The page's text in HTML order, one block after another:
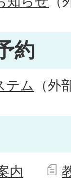
約
テム （外
内